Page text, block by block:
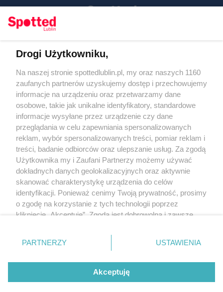
KATEGORIE
OGŁOSZENIA
WYDARZENIA
NA SKRÓTY
Regulamin
Polityka prywatności
RODO
Warunki korzystania z treści
Drogi Użytkowniku,
Na naszej stronie spottedlublin.pl, my oraz naszych 1160
zaufanych partnerów uzyskujemy dostęp i przechowujemy
informacje na urządzeniu oraz przetwarzamy dane
osobowe, takie jak unikalne identyfikatory, standardowe
informacje wysyłane przez urządzenie czy dane
przeglądania w celu zapewniania spersonalizowanych
reklam, wybór spersonalizowanych treści, pomiar reklam i
treści, badanie odbiorców oraz ulepszanie usług. Za zgodą
Użytkownika my i Zaufani Partnerzy możemy używać
dokładnych danych geolokalizacyjnych oraz aktywnie
skanować charakterystykę urządzenia do celów
identyfikacji. Ponieważ cenimy Twoją prywatność, prosimy
o zgodę na korzystanie z tych technologii poprzez
kliknięcie „Akceptuję”. Zgoda jest dobrowolna i zawsze
prywatności znajdujący się w lewym dolnym rogu strony
. Niektóre rodzaje przetwarzania danych nie wymagają
zgody użytkownika, ale masz prawo sprzeciwić się
takiemu przetwarzaniu. Preferencje będą miały
zastosowania tylko na tej witrynie.
PARTNERZY USTAWIENIA
Akceptuję